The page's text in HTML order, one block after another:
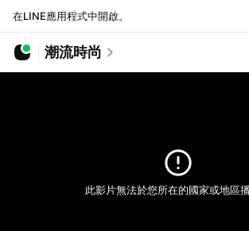
在LINE應用程式中開啟。
潮流時尚
此影片無法於您所在的國家或地區播